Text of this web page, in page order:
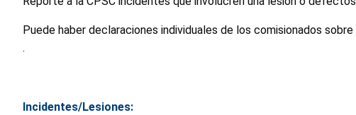
Puede haber declaraciones individuales de los comisionados
.
Incidentes/Lesiones: